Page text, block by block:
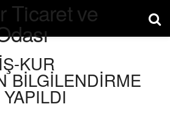
KUR
BİLGİLENDİRME